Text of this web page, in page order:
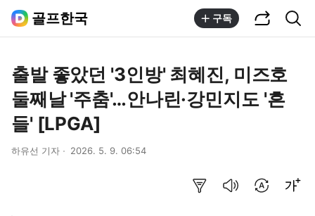
골프한국 구독
출발 좋았던 '3인방' 최혜진, 미즈호
둘째날 '주춤'…안나린·강민지도 '흔
들' [LPGA]
하유선 기자 2026. 5. 9. 06:54